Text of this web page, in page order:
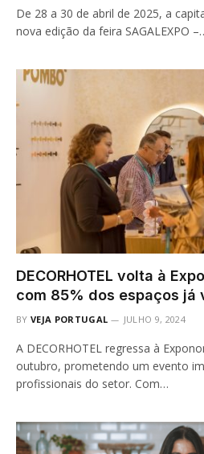
De 28 a 30 de abril de 2025, a
nova edição da feira SAGALEXPO
DECORHOTEL volta à
com 85% dos espaços já
BY VEJA PORTUGAL JULHO 9, 2024
A DECORHOTEL regressa à
outubro, prometendo um evento
profissionais do setor. Com…